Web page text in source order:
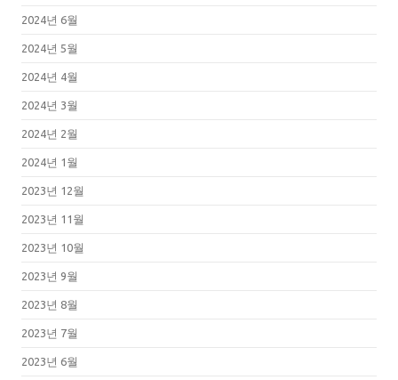
2024년 6월
2024년 5월
2024년 4월
2024년 3월
2024년 2월
2024년 1월
2023년 12월
2023년 11월
2023년 10월
2023년 9월
2023년 8월
2023년 7월
2023년 6월